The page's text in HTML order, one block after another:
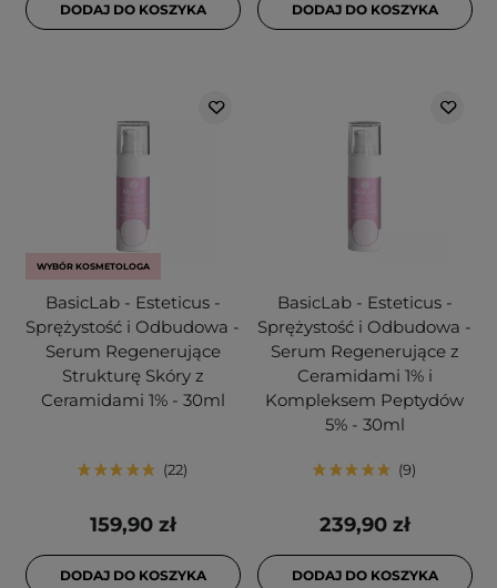
DODAJ DO KOSZYKA DODAJ DO KOSZYKA
WYBÓR KOSMETOLOGA
BasicLab - Esteticus -
Sprężystość i Odbudowa -
Serum Regenerujące
Strukturę Skóry z
Ceramidami 1% - 30ml
22
159,90 zł
DODAJ DO KOSZYKA
BasicLab - Esteticus -
Sprężystość i Odbudowa -
Serum Regenerujące z
Ceramidami 1% i
Kompleksem Peptydów
5% - 30ml
9
239,90 zł
DODAJ DO KOSZYKA